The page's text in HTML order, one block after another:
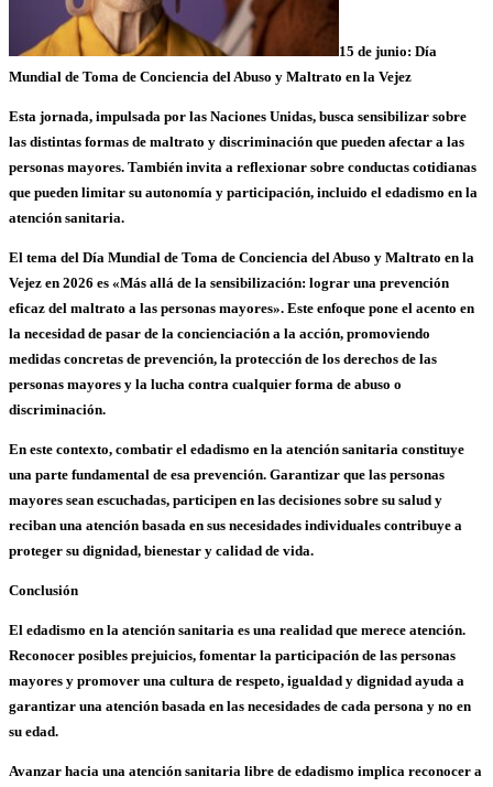
15 de junio: Día
Mundial de Toma de Conciencia del Abuso y Maltrato en la Vejez
Esta jornada, impulsada por las Naciones Unidas, busca sensibilizar sobre
las distintas formas de maltrato y discriminación que pueden afectar a las
personas mayores. También invita a reflexionar sobre conductas cotidianas
que pueden limitar su autonomía y participación, incluido el edadismo en la
atención sanitaria.
El tema del Día Mundial de Toma de Conciencia del Abuso y Maltrato en la
Vejez en 2026 es «Más allá de la sensibilización: lograr una prevención
eficaz del maltrato a las personas mayores». Este enfoque pone el acento en
la necesidad de pasar de la concienciación a la acción, promoviendo
medidas concretas de prevención, la protección de los derechos de las
personas mayores y la lucha contra cualquier forma de abuso o
discriminación.
En este contexto, combatir el edadismo en la atención sanitaria constituye
una parte fundamental de esa prevención. Garantizar que las personas
mayores sean escuchadas, participen en las decisiones sobre su salud y
reciban una atención basada en sus necesidades individuales contribuye a
proteger su dignidad, bienestar y calidad de vida.
Conclusión
El edadismo en la atención sanitaria es una realidad que merece atención.
Reconocer posibles prejuicios, fomentar la participación de las personas
mayores y promover una cultura de respeto, igualdad y dignidad ayuda a
garantizar una atención basada en las necesidades de cada persona y no en
su edad.
Avanzar hacia una atención sanitaria libre de edadismo implica reconocer a